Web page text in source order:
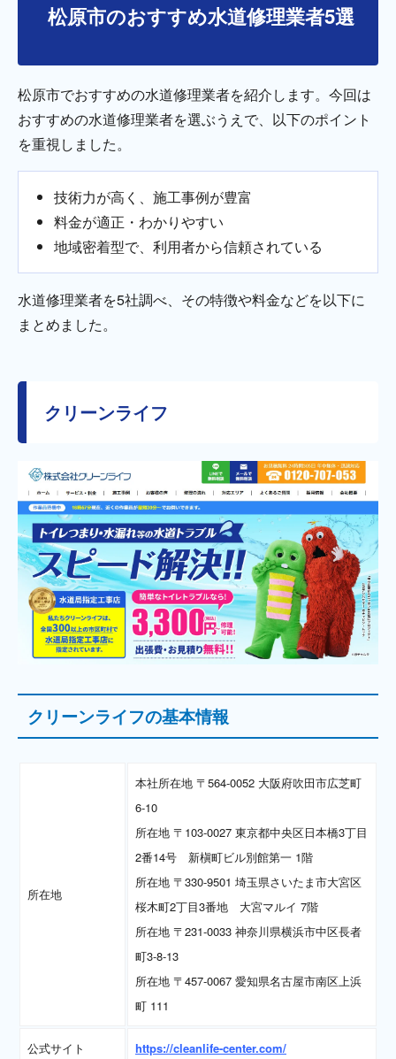
松原市のおすすめ水道修理業者5選
松原市でおすすめの水道修理業者を紹介します。今回は
おすすめの水道修理業者を選ぶうえで、以下のポイント
を重視しました。
技術力が高く、施工事例が豊富
料金が適正・わかりやすい
地域密着型で、利用者から信頼されている
水道修理業者を5社調べ、その特徴や料金などを以下に
まとめました。
クリーンライフ
クリーンライフの基本情報
所在地
本社所在地 〒564-0052 大阪府吹田市広芝町
6-10
所在地 〒103-0027 東京都中央区日本橋3丁目
2番14号 新槇町ビル別館第一 1階
所在地 〒330-9501 埼玉県さいたま市大宮区
桜木町2丁目3番地 大宮マルイ 7階
所在地 〒231-0033 神奈川県横浜市中区長者
町3-8-13
所在地 〒457-0067 愛知県名古屋市南区上浜
町 111
公式サイト https://cleanlife-center.com/